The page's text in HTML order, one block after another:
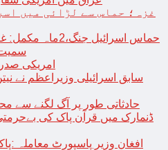
غزہ؛ حماس سے لڑائی میں
سمیت16ہزارفلسطینی
امریکی
سابق اسرائیلی وزیراعظم نے
حادثاتی طور پر آگ لگنے سے
ڈنمارک میں قرآن پاک کی
افغان وزیر پاسپورٹ معاملہ